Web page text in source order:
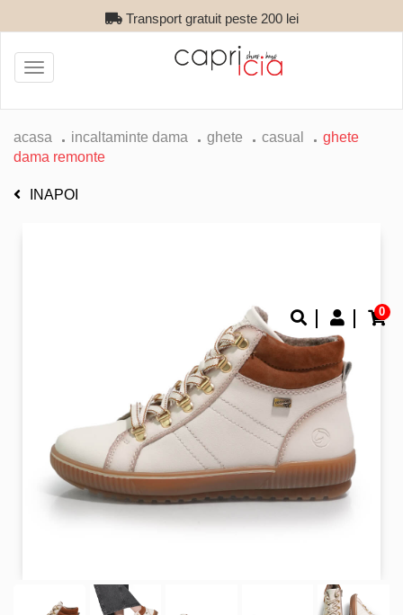
Transport gratuit peste 200 lei
0
Toggle
navigation
acasa incaltaminte dama ghete casual
ghete
dama remonte
INAPOI